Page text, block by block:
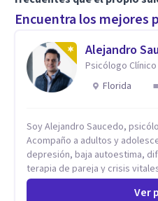
Encuentra los mejores
Alejandro
Psicólogo
Florida
Soy Alejandro Saucedo,
Acompaño a adultos y
depresión, baja autoestima,
terapia de pareja y crisis
profundidad los conflictos
Ver